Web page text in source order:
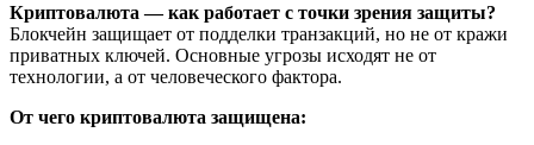
Криптовалюта — как работает с точки зрения защиты?
Блокчейн защищает от подделки транзакций, но не от кражи
приватных ключей. Основные угрозы исходят не от
технологии, а от человеческого фактора.
От чего криптовалюта защищена: